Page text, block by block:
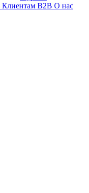
Клиентам B2B О нас